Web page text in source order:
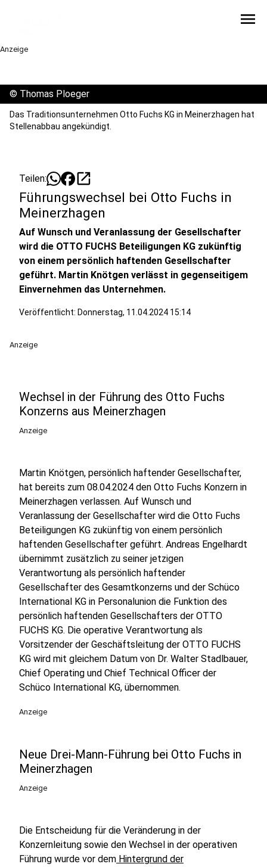
menu
Anzeige
© Thomas Ploeger
Das Traditionsunternehmen Otto Fuchs KG in Meinerzhagen hat
Stellenabbau angekündigt.
Teilen: open_in_new
Führungswechsel bei Otto Fuchs in
Meinerzhagen
Auf Wunsch und Veranlassung der Gesellschafter
wird die OTTO FUCHS Beteiligungen KG zukünftig
von einem persönlich haftenden Gesellschafter
geführt. Martin Knötgen verlässt in gegenseitigem
Einvernehmen das Unternehmen.
Veröffentlicht: Donnerstag, 11.04.2024 15:14
Anzeige
Wechsel in der Führung des Otto Fuchs
Konzerns aus Meinerzhagen
Anzeige
Martin Knötgen, persönlich haftender Gesellschafter,
hat bereits zum 08.04.2024 den Otto Fuchs Konzern in
Meinerzhagen verlassen. Auf Wunsch und
Veranlassung der Gesellschafter wird die Otto Fuchs
Beteiligungen KG zukünftig von einem persönlich
haftenden Gesellschafter geführt. Andreas Engelhardt
übernimmt zusätzlich zu seiner jetzigen
Verantwortung als persönlich haftender
Gesellschafter des Gesamtkonzerns und der Schüco
International KG in Personalunion die Funktion des
persönlich haftenden Gesellschafters der OTTO
FUCHS KG. Die operative Verantwortung als
Vorsitzender der Geschäftsleitung der OTTO FUCHS
KG wird mit gleichem Datum von Dr. Walter Stadlbauer,
Chief Operating und Chief Technical Officer der
Schüco International KG, übernommen.
Anzeige
Neue Drei-Mann-Führung bei Otto Fuchs in
Meinerzhagen
Anzeige
Die Entscheidung für die Veränderung in der
Konzernleitung sowie den Wechsel in der operativen
Führung wurde vor dem Hintergrund der